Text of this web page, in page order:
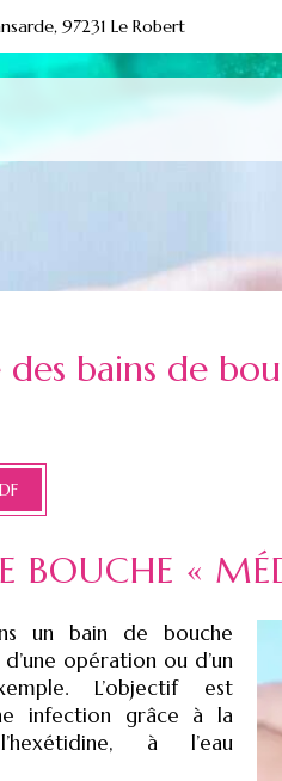
97231 Le Robert
des bains de
BOUCHE «
un bain de bouche
opération ou d’un
L’objectif est
infection grâce à la
à l’eau